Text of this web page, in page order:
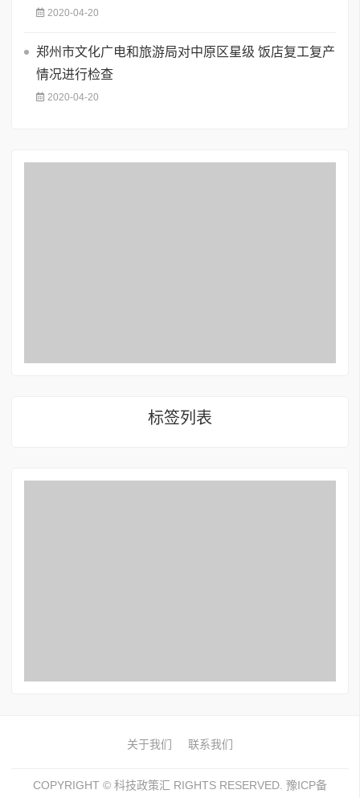
2020-04-20
郑州市文化广电和旅游局对中原区星级 饭店复工复产
情况进行检查
2020-04-20
标签列表
关于我们 联系我们
COPYRIGHT © 科技政策汇 RIGHTS RESERVED. 豫ICP备